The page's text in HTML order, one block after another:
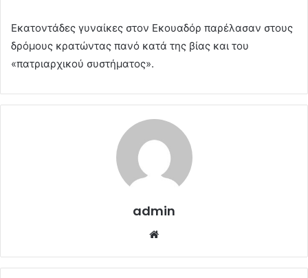
Εκατοντάδες γυναίκες στον Εκουαδόρ παρέλασαν στους
δρόμους κρατώντας πανό κατά της βίας και του
«πατριαρχικού συστήματος».
admin